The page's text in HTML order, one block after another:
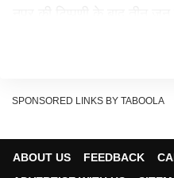
कर दिया था. दरअसल शर्मा
SPONSORED LINKS BY TABOOLA
ABOUT US FEEDBACK